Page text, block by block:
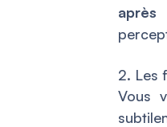
après
2. Les
Vous